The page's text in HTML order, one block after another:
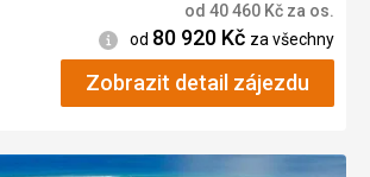
od 40 460 Kč za os.
Informace
od 80 920 Kč za všechny
Zobrazit detail zájezdu